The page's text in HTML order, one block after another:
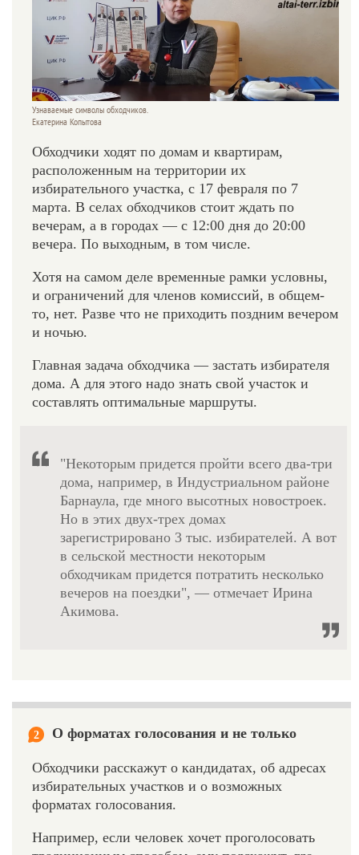
Узнаваемые символы обходчиков.
Екатерина Копытова
Обходчики ходят по домам и квартирам,
расположенным на территории их
избирательного участка, с 17 февраля по 7
марта. В селах обходчиков стоит ждать по
вечерам, а в городах — с 12:00 дня до 20:00
вечера. По выходным, в том числе.
Хотя на самом деле временные рамки условны,
и ограничений для членов комиссий, в общем-
то, нет. Разве что не приходить поздним вечером
и ночью.
Главная задача обходчика — застать избирателя
дома. А для этого надо знать свой участок и
составлять оптимальные маршруты.
"Некоторым придется пройти всего два-три
дома, например, в Индустриальном районе
Барнаула, где много высотных новостроек.
Но в этих двух-трех домах
зарегистрировано 3 тыс. избирателей. А вот
в сельской местности некоторым
обходчикам придется потратить несколько
вечеров на поездки", — отмечает Ирина
Акимова.
2 О форматах голосования и не только
Обходчики расскажут о кандидатах, об адресах
избирательных участков и о возможных
форматах голосования.
Например, если человек хочет проголосовать